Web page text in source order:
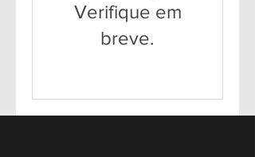
Verifique em
breve.